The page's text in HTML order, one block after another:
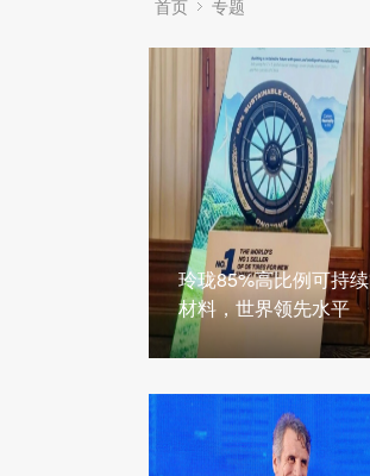
首页 专题
玲珑85%高比例可持续
材料，世界领先水平